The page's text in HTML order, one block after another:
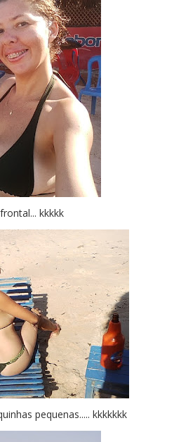
kkkkk
pequenas..... kkkkkkk